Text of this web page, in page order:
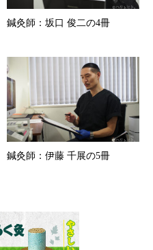
鍼灸師：坂口 俊二の4冊
鍼灸師：伊藤 千展の5冊